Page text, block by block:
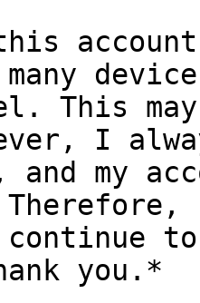
This
I
my
to
you.*